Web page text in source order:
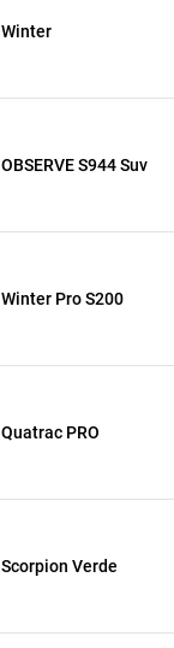
Winter
OBSERVE S944 Suv
Winter Pro S200
Quatrac PRO
Scorpion Verde